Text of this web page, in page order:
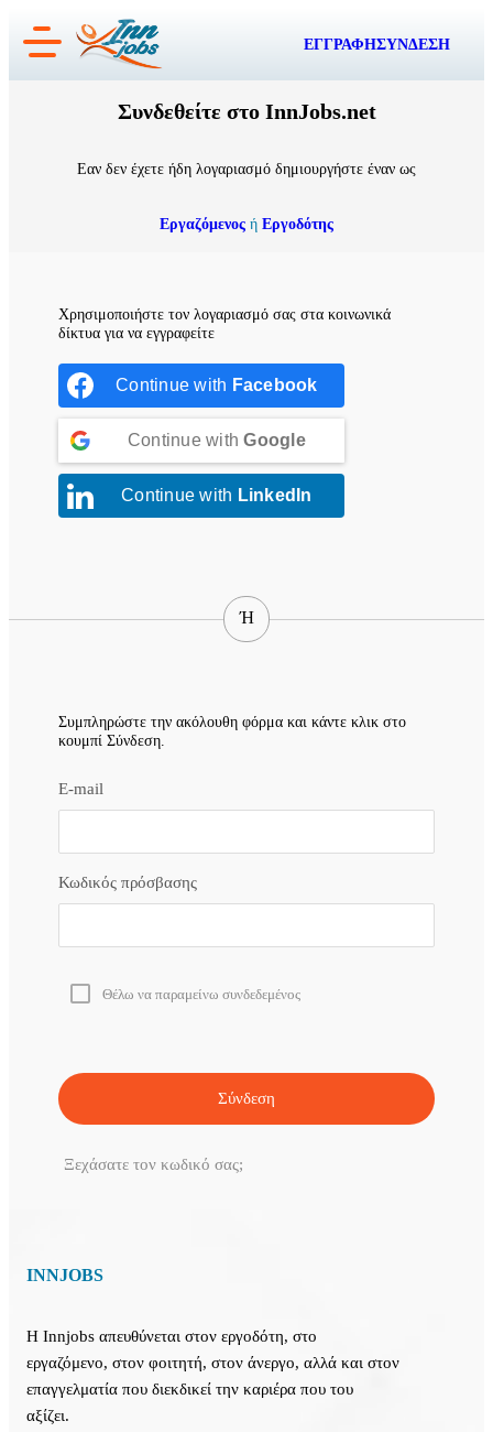
στο
ΕΓΓΡΑΦΗΣΥΝΔΕΣΗ
Συνδεθείτε στο InnJobs.net
Εαν δεν έχετε ήδη λογαριασμό δημιουργήστε έναν ως
Εργαζόμενος ή Εργοδότης
Χρησιμοποιήστε τον λογαριασμό σας στα κοινωνικά
δίκτυα για να εγγραφείτε
Continue with Facebook
Continue withGoogle
Continue with LinkedIn
Ή
Συμπληρώστε την ακόλουθη φόρμα και κάντε κλικ στο
κουμπί Σύνδεση.
E-mail
Κωδικός πρόσβασης
Θέλω να παραμείνω συνδεδεμένος
Ξεχάσατε τον κωδικό σας;
INNJOBS
Η Innjobs απευθύνεται στον εργοδότη, στο
εργαζόμενο, στον φοιτητή, στον άνεργο, αλλά και στον
επαγγελματία που διεκδικεί την καριέρα που του
αξίζει.